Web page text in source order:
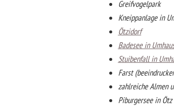
Greifvogelpark
Kneippanlage in
Ötzidorf
Badesee in
Stuibenfall in
Farst
zahlreiche Almen
Piburgersee in Ötz